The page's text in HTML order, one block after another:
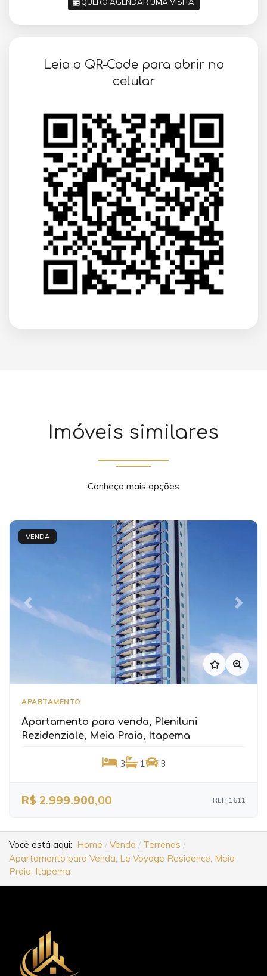
VOLTAR
Leia o QR-Code para abrir no
celular
Imóveis similares
Conheça mais opções
VENDA
Previous Next
APARTAMENTO
Apartamento para venda, Pleniluni
Rezidenziale, Meia Praia, Itapema
3 1 3
R$ 2.999.900,00 REF: 1611
Você está aqui: Home Venda
Terrenos
Apartamento para Venda, Le Voyage Residence, Meia
Praia, Itapema